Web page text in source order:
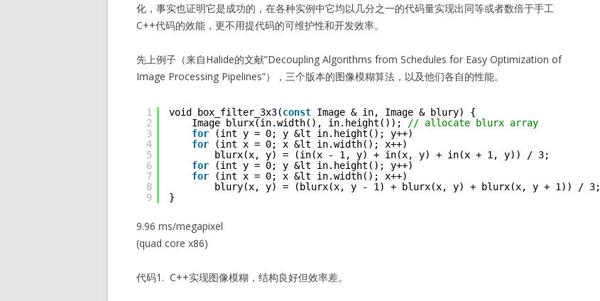
化，事实也证明它是成功的，在各种实例中它均以几分之一的代码量实现出同等或者数倍于手工
C++代码的效能，更不用提代码的可维护性和开发效率。
先上例子（来自Halide的文献”Decoupling Algorithms from Schedules for Easy Optimization of
Image Processing Pipelines”），三个版本的图像模糊算法，以及他们各自的性能。
1
2
3
4
5
6
7
8
9
void box_filter_3x3(const Image & in, Image & blury) {
Image blurx(in.width(), in.height());
// allocate blurx array
for
(int y = 0; y &lt in.height(); y++)
for
(int x = 0; x &lt in.width(); x++)
blurx(x, y) = (in(x - 1, y) + in(x, y) + in(x + 1, y)) / 3;
for
(int y = 0; y &lt in.height(); y++)
for
(int x = 0; x &lt in.width(); x++)
blury(x, y) = (blurx(x, y - 1) + blurx(x, y) + blurx(x, y + 1)) / 3;
}
9.96 ms/megapixel
(quad core x86)
代码1. C++实现图像模糊，结构良好但效率差。